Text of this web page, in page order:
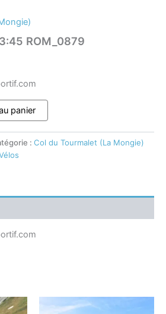
ROM_0879
panier
: Col du Tourmalet (La Mongie)